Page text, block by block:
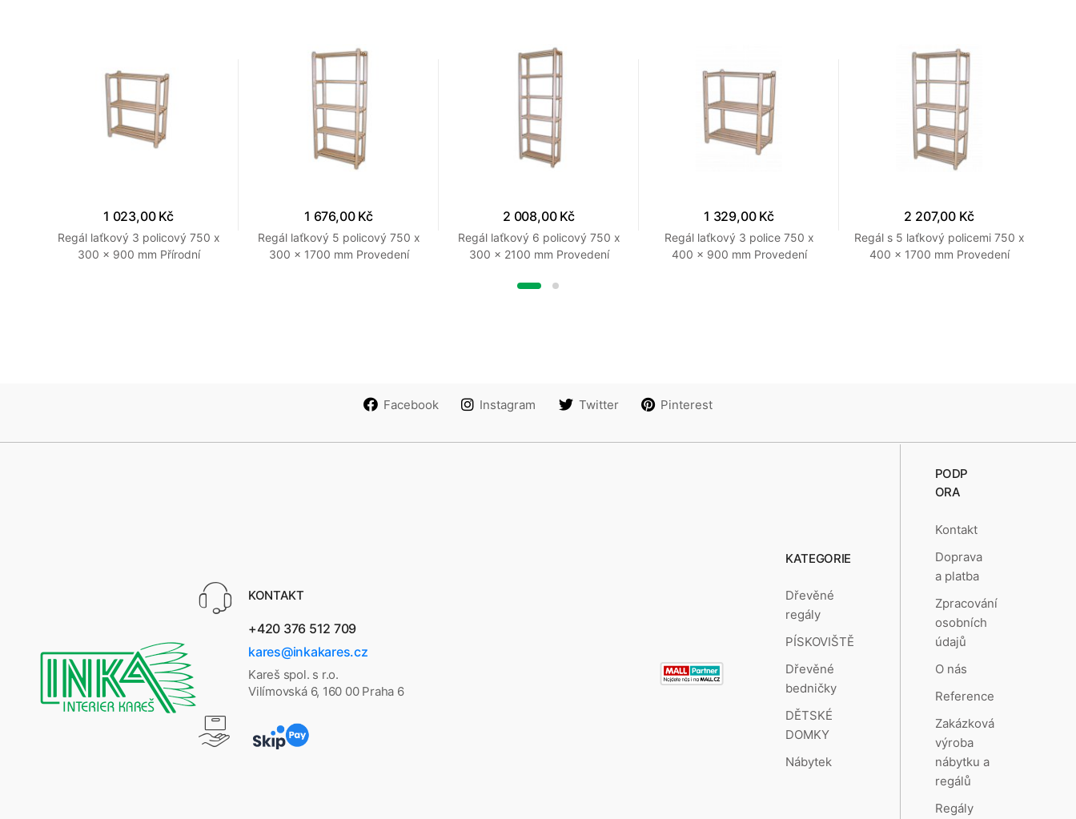
1 023,00 Kč
Regál laťkový 3 policový 750 x
300 x 900 mm Přírodní
1 676,00 Kč
Regál laťkový 5 policový 750 x
300 x 1700 mm Provedení
2 008,00 Kč
Regál laťkový 6 policový 750 x
300 x 2100 mm Provedení
1 329,00 Kč
Regál laťkový 3 police 750 x
400 x 900 mm Provedení
2 207,00 Kč
Regál s 5 laťkový policemi 750 x
400 x 1700 mm Provedení
Facebook Instagram Twitter Pinterest
KONTAKT
+420 376 512 709
kares@inkakares.cz
Kareš spol. s r.o.
Vilímovská 6, 160 00 Praha 6
KATEGORIE
Dřevěné
regály
PÍSKOVIŠTĚ
Dřevěné
bedničky
DĚTSKÉ
DOMKY
Nábytek
PODP
ORA
Kontakt
Doprava
a platba
Zpracování
osobních
údajů
O nás
Reference
Zakázková
výroba
nábytku a
regálů
Regály